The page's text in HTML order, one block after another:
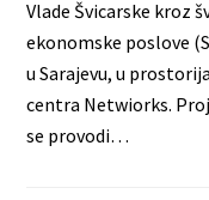
Vlade Švicarske kroz
ekonomske poslove
u Sarajevu, u
centra Netwiorks.
se provodi…